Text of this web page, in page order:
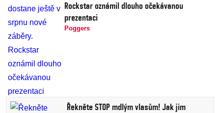
Rockstar oznámil dlouho očekávanou
prezentaci
Poggers
Řekněte STOP mdlým vlasům! Jak jim